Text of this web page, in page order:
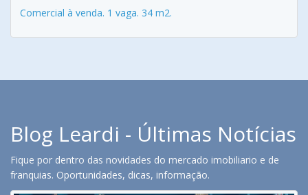
Comercial à venda. 1 vaga. 34 m2.
Blog Leardi - Últimas Notícias
Fique por dentro das novidades do mercado imobiliario e de
franquias. Oportunidades, dicas, informação.